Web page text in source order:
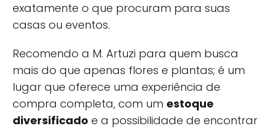
exatamente o que procuram para suas
casas ou eventos.
Recomendo a M. Artuzi para quem busca
mais do que apenas flores e plantas; é um
lugar que oferece uma experiência de
compra completa, com um estoque
diversificado e a possibilidade de encontrar